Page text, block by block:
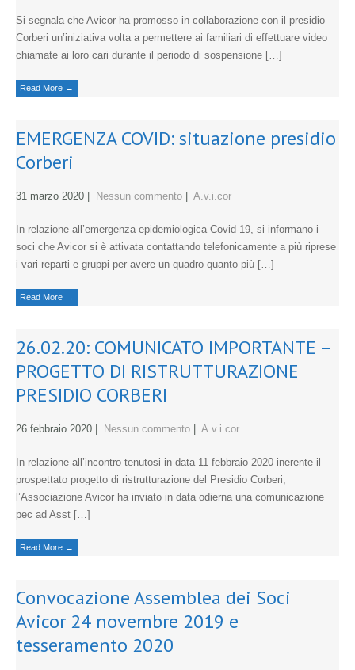
Si segnala che Avicor ha promosso in collaborazione con il presidio
Corberi un’iniziativa volta a permettere ai familiari di effettuare video
chiamate ai loro cari durante il periodo di sospensione […]
Read More →
EMERGENZA COVID: situazione presidio
Corberi
31 marzo 2020 Nessun commento A.v.i.cor
In relazione all’emergenza epidemiologica Covid-19, si informano i
soci che Avicor si è attivata contattando telefonicamente a più riprese
i vari reparti e gruppi per avere un quadro quanto più […]
Read More →
26.02.20: COMUNICATO IMPORTANTE –
PROGETTO DI RISTRUTTURAZIONE
PRESIDIO CORBERI
26 febbraio 2020 Nessun commento A.v.i.cor
In relazione all’incontro tenutosi in data 11 febbraio 2020 inerente il
prospettato progetto di ristrutturazione del Presidio Corberi,
l’Associazione Avicor ha inviato in data odierna una comunicazione
pec ad Asst […]
Read More →
Convocazione Assemblea dei Soci
Avicor 24 novembre 2019 e
tesseramento 2020